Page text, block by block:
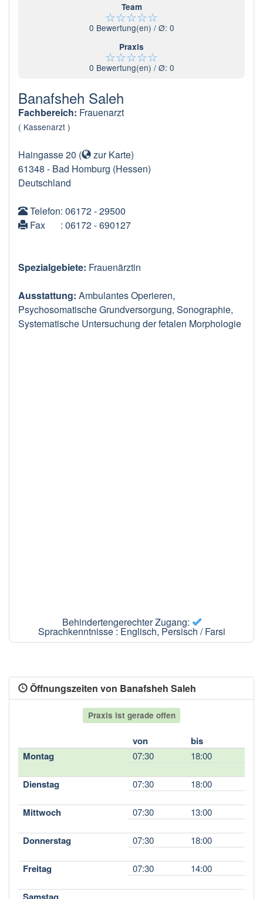
Team
☆☆☆☆☆
0 Bewertung(en) / Ø: 0
Praxis
☆☆☆☆☆
0 Bewertung(en) / Ø: 0
Banafsheh Saleh
Fachbereich: Frauenarzt
( Kassenarzt )
Haingasse 20 ( zur Karte)
61348 - Bad Homburg (Hessen)
Deutschland
Telefon: 06172 - 29500
Fax
: 06172 - 690127
Spezialgebiete: Frauenärztin
Ausstattung: Ambulantes Operieren,
Psychosomatische Grundversorgung, Sonographie,
Systematische Untersuchung der fetalen Morphologie
Behindertengerechter Zugang:
Sprachkenntnisse : Englisch, Persisch / Farsi
Öffnungszeiten von Banafsheh Saleh
Praxis ist gerade offen
von
bis
Montag
07:30 18:00
Dienstag 07:30 18:00
Mittwoch 07:30 13:00
Donnerstag 07:30 18:00
Freitag 07:30 14:00
Samstag